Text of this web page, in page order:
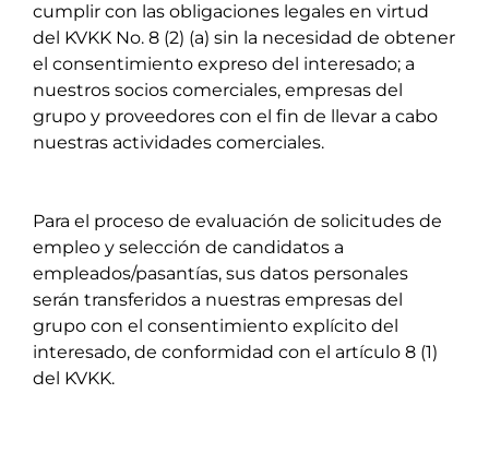
cumplir con las obligaciones legales en virtud
del KVKK No. 8 (2) (a) sin la necesidad de obtener
el consentimiento expreso del interesado; a
nuestros socios comerciales, empresas del
grupo y proveedores con el fin de llevar a cabo
nuestras actividades comerciales.
Para el proceso de evaluación de solicitudes de
empleo y selección de candidatos a
empleados/pasantías, sus datos personales
serán transferidos a nuestras empresas del
grupo con el consentimiento explícito del
interesado, de conformidad con el artículo 8 (1)
del KVKK.